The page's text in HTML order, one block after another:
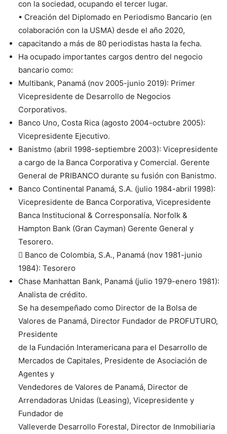
con la sociedad, ocupando el tercer lugar.
• Creación del Diplomado en Periodismo Bancario (en
colaboración con la USMA) desde el año 2020,
capacitando a más de 80 periodistas hasta la fecha.
Ha ocupado importantes cargos dentro del negocio
bancario como:
Multibank, Panamá (nov 2005-junio 2019): Primer
Vicepresidente de Desarrollo de Negocios
Corporativos.
Banco Uno, Costa Rica (agosto 2004-octubre 2005):
Vicepresidente Ejecutivo.
Banistmo (abril 1998-septiembre 2003): Vicepresidente
a cargo de la Banca Corporativa y Comercial. Gerente
General de PRIBANCO durante su fusión con Banistmo.
Banco Continental Panamá, S.A. (julio 1984-abril 1998):
Vicepresidente de Banca Corporativa, Vicepresidente
Banca Institucional & Corresponsalía. Norfolk &
Hampton Bank (Gran Cayman) Gerente General y
Tesorero.
 Banco de Colombia, S.A., Panamá (nov 1981-junio
1984): Tesorero
Chase Manhattan Bank, Panamá (julio 1979-enero 1981):
Analista de crédito.
Se ha desempeñado como Director de la Bolsa de
Valores de Panamá, Director Fundador de PROFUTURO,
Presidente
de la Fundación Interamericana para el Desarrollo de
Mercados de Capitales, Presidente de Asociación de
Agentes y
Vendedores de Valores de Panamá, Director de
Arrendadoras Unidas (Leasing), Vicepresidente y
Fundador de
Valleverde Desarrollo Forestal, Director de Inmobiliaria